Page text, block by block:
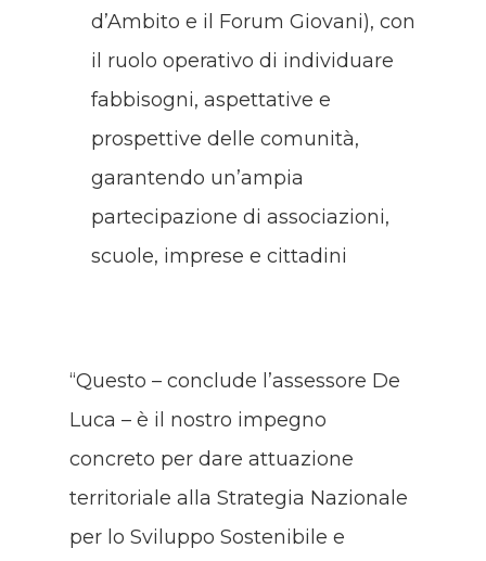
d’Ambito e il Forum Giovani), con
il ruolo operativo di individuare
fabbisogni, aspettative e
prospettive delle comunità,
garantendo un’ampia
partecipazione di associazioni,
scuole, imprese e cittadini
“Questo – conclude l’assessore De
Luca – è il nostro impegno
concreto per dare attuazione
territoriale alla Strategia Nazionale
per lo Sviluppo Sostenibile e